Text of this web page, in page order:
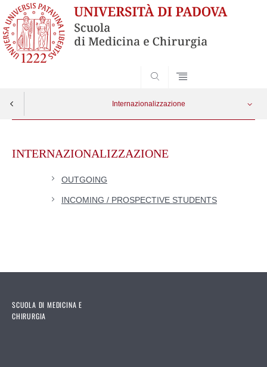
Internazionalizzazione
contentINTERNAZIONALIZZAZIONE
OUTGOING
INCOMING / PROSPECTIVE STUDENTS
SCUOLA DI MEDICINA E
CHIRURGIA